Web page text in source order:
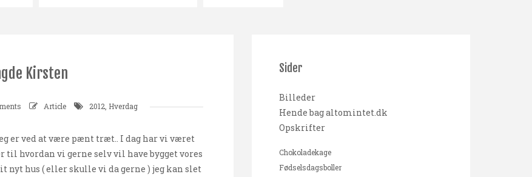
Kirsten
Article 2012, Hverdag
er ved at være pænt træt.. I dag har vi været
til hvordan vi gerne selv vil have bygget vores
nyt hus ( eller skulle vi da gerne ) jeg kan slet
Sider
Billeder
Hende bag altomintet.dk
Opskrifter
Chokoladekage
Fødselsdagsboller